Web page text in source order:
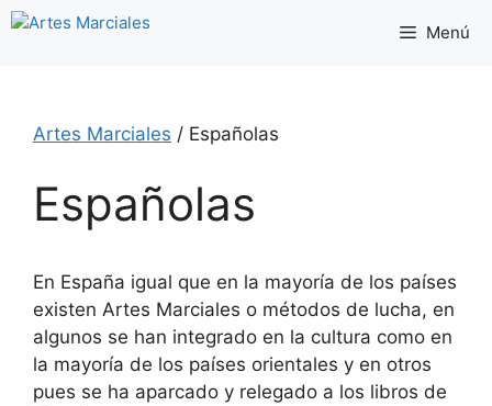
Saltar
Menú
Artes Marciales / Españolas
Españolas
En España igual que en la mayoría de los países
existen Artes Marciales o métodos de lucha, en
algunos se han integrado en la cultura como en
la mayoría de los países orientales y en otros
pues se ha aparcado y relegado a los libros de